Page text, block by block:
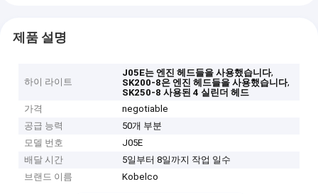
제품 설명
하이 라이트
J05E는 엔진 헤드들을 사용했습니다,
SK200-8은 엔진 헤드들을 사용했습니다,
SK250-8 사용된 4 실린더 헤드
가격
negotiable
공급 능력
50개 부분
모델 번호
J05E
배달 시간
5일부터 8일까지 작업 일수
브랜드 이름
Kobelco